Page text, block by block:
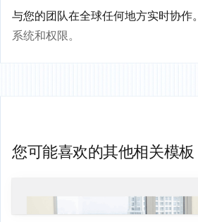
与您的团队在全球任何地方实时协作。
系统和权限。
您可能喜欢的其他相关模板